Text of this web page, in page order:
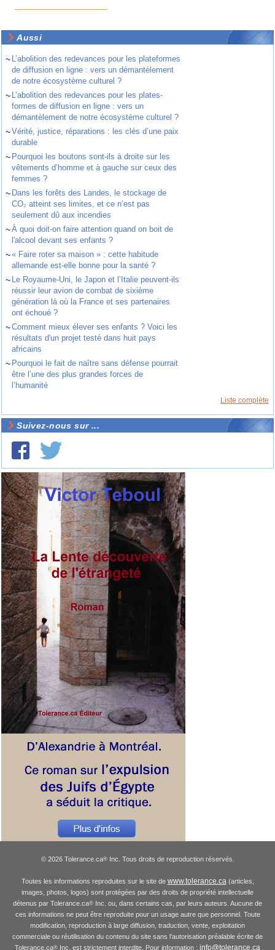
Aussi
~ L’abolition des redevances pour les plateformes
de diffusion en ligne : vers un démantèlement
de notre écosystème culturel ?
~ L’abolition des redevances pour les plates-
formes de diffusion en ligne : vers un
démantèlement de notre écosystème culturel ?
~Vérité, justice, réparations : les clés d’une paix
durable
~ Pourquoi les boutons sont-ils à droite sur les
vêtements d’homme et à gauche sur ceux des
femmes ?
~ Dans les forêts des Landes, le stockage de
CO₂ atteint ses limites, et ce n’est pas
seulement dû aux incendies
~À quoi doit-on faire attention quand on boit de
l'alcool devant ses enfants ?
~« Faire roter sa maison » : cette habitude
allemande est-elle bonne pour la santé ?
~ Le Royaume-Uni, le Japon et l’Italie peuvent-ils
réussir leur avion de combat de sixième
génération là où la France et ses partenaires
ont échoué ?
~Comment mieux élever ses enfants ? Voici les
résultats d'un projet testé dans huit pays
africains
~ Pourquoi le fait de naître sans défense pourrait
être l’une des plus grandes forces de
l’humanité
Liste complète
Suivez-nous sur ...
© 2026 Tolerance.ca®Inc. Tous droits de reproduction réservés.
Toutes les informations reproduites sur le site de www.tolerance.ca(articles,
images, photos, logos) sont protégées par des droits de propriété intellectuelle
détenus par Tolerance.ca® Inc. ou, dans certains cas, par leurs auteurs. Aucune de
ces informations ne peut être reproduite pour un usage autre que personnel. Toute
modification, reproduction à large diffusion, traduction, vente, exploitation
commerciale ou réutilisation du contenu du site sans l'autorisation préalable écrite de
Tolerance.ca® Inc. est strictement interdite. Pour information : info@tolerance.ca